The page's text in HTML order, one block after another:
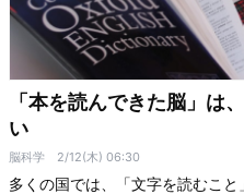
「本を読んできた脳」は
い
脳科学 2/12(木) 06:30
多くの国では、「文字を読むこ